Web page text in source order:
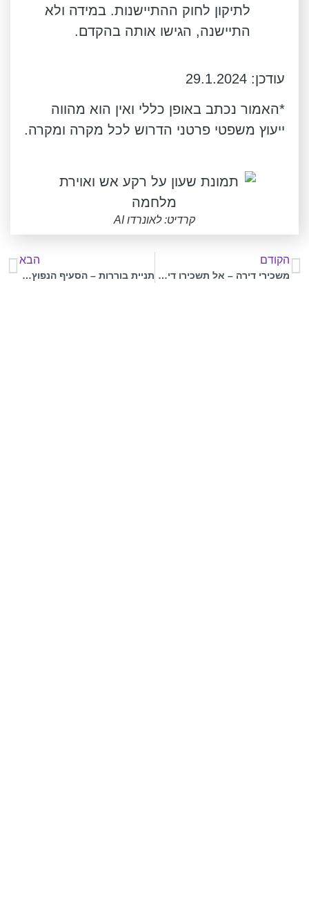
לתיקון לחוק ההתיישנות. במידה ולא
התיישנה, הגישו אותה בהקדם.
עודכן: 29.1.2024
*האמור נכתב באופן כללי ואין הוא מהווה
ייעוץ משפטי פרטני הדרוש לכל מקרה ומקרה.
קרדיט: לאונרדו AI
הקודם
משכירי דירה – אל תשכירו דירה בלי שווידאתם שיש לכם את הפרטים האלו בהסכם השכירות
הבא
תניית בוררות – הסעיף הנפוץ שבעלי עסקים צריכים להכיר